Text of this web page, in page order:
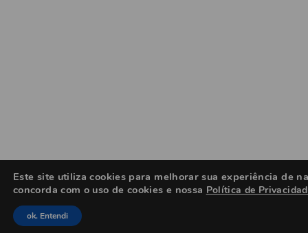
Este site utiliza cookies para melhorar sua experiência de
concorda com o uso de cookies e nossa Política de
ok. Entendi